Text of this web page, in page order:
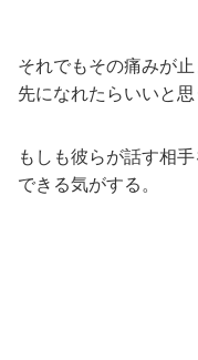
それでもその痛みが
先になれたらいいと思
もしも彼らが話す相
できる気がする。